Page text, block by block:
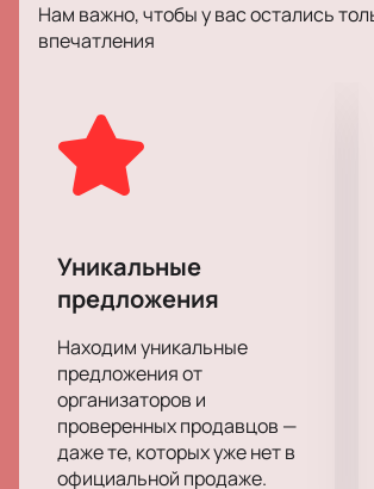
образцом произведения с
художественного оформления.
оценили многие театральные критики
Не упустите возможности составить о
«Монолог-концерт» собственное
Нам важно, чтобы у вас остались
впечатления
Уникальные
предложения
Находим уникальные
предложения от
организаторов и
проверенных продавцов —
даже те, которых уже нет в
официальной продаже.